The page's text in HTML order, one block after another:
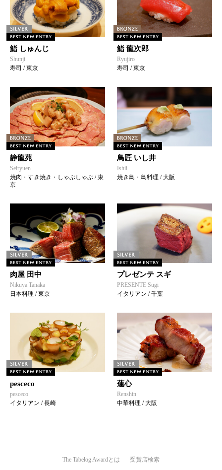
鮨 しゅんじ
Shunji
寿司 / 東京
鮨 龍次郎
Ryujiro
寿司 / 東京
静龍苑
Seiryuen
焼肉・すき焼き・しゃぶしゃぶ / 東
京
鳥匠 いし井
Ishii
焼き鳥・鳥料理 / 大阪
肉屋 田中
Nikuya Tanaka
日本料理 / 東京
プレゼンテ スギ
PRESENTE Sugi
イタリアン / 千葉
pesceco
pesceco
イタリアン / 長崎
蓮心
Renshin
中華料理 / 大阪
The Tabelog Awardとは 受賞店検索